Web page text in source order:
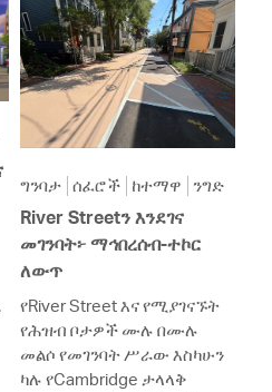
ግንባታ ሰፈሮች ከተማዋ ንግድ
River Streetን እንደገና
መገንባት፦ ማኅበረሰብ-ተኮር
ለውጥ
የRiver Street እና የሚያገናኙት
የሕዝብ ቦታዎች ሙሉ በሙሉ
መልሶ የመገንባት ሥራው እስካሁን
ካሉ የCambridge ታላላቅ